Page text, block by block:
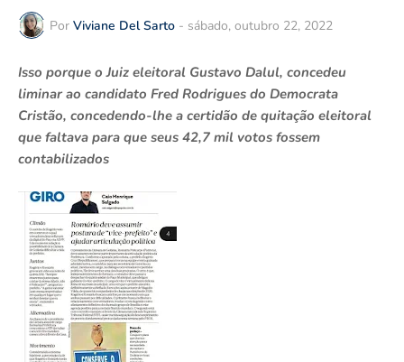
Por Viviane Del Sarto - sábado, outubro 22, 2022
Isso porque o Juiz eleitoral Gustavo Dalul, concedeu
liminar ao candidato Fred Rodrigues do Democrata
Cristão, concedendo-lhe a certidão de quitação eleitoral
que faltava para que seus 42,7 mil votos fossem
contabilizados